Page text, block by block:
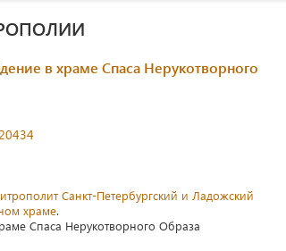
в храме Спаса Нерукотворного
Санкт-Петербургский и Ладожский
храме.